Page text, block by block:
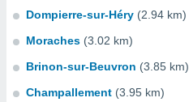
Dompierre-sur-Héry (2.94 km)
Moraches (3.02 km)
Brinon-sur-Beuvron (3.85 km)
Champallement (3.95 km)